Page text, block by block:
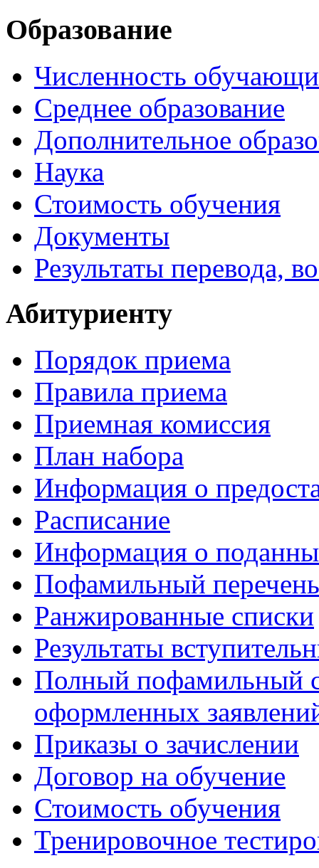
Образование
Численность
Среднее образование
Дополнительное
Наука
Стоимость обучения
Документы
Результаты перевода,
Абитуриенту
Порядок приема
Правила приема
Приемная комиссия
План набора
Информация о
Расписание
Информация о
Пофамильный
Ранжированные списки
Результаты
Полный пофамильный
оформленных
Приказы о зачислении
Договор на обучение
Стоимость обучения
Тренировочное